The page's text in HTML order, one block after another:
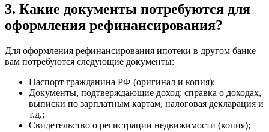
3. Какие документы потребуются для
оформления рефинансирования?
Для оформления рефинансирования ипотеки в другом банке
вам потребуются следующие документы:
Паспорт гражданина РФ (оригинал и копия);
Документы, подтверждающие доход: справка о доходах,
выписки по зарплатным картам, налоговая декларация и
т.д.;
Свидетельство о регистрации недвижимости (копия);